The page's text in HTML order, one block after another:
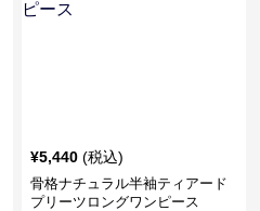
¥5,440 (税込)
骨格ナチュラル半袖ティアード
プリーツロングワンピース